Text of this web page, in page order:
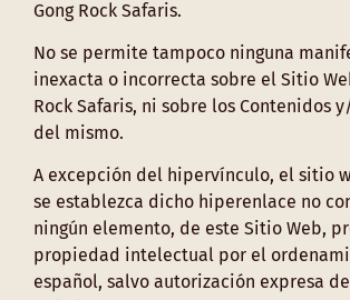
Gong Rock Safaris.
No se permite tampoco ninguna
inexacta o incorrecta sobre el Sitio
Rock Safaris, ni sobre los Contenidos
del mismo.
A excepción del hipervínculo, el sitio
se establezca dicho hiperenlace no
ningún elemento, de este Sitio Web,
propiedad intelectual por el
español, salvo autorización expresa de